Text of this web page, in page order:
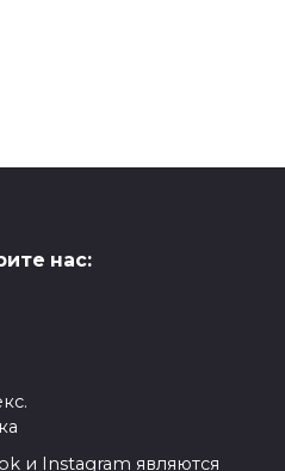
нас:
и Instagram являются